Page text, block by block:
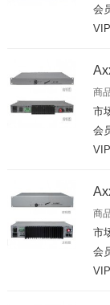
会
商
市
会
商
市
会